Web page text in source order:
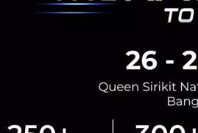
ภายในงาน Techsauce มีการร่วมมือกับภา
ของภูมิภาคอาเซียน โดยเผยแผนกลยุทธ์ 4
ครอบคลุมทั้งการผลักดันด้านการลงทุนให้เ
มีความสามารถสูง (Talent) และนักลงทุนใ